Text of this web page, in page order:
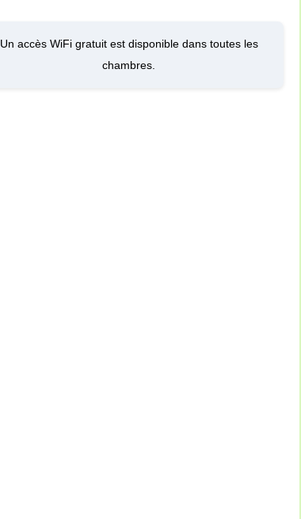
Un accès WiFi gratuit est disponible dans toutes les
chambres.